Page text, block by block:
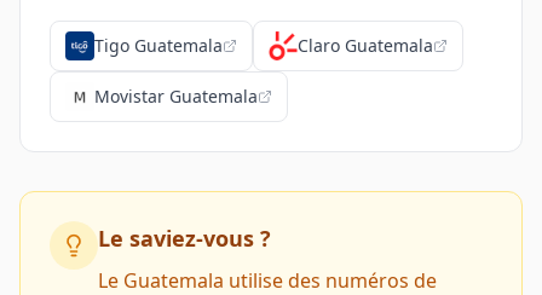
Tigo Guatemala Claro Guatemala
Movistar Guatemala
Le saviez-vous ?
Le Guatemala utilise des numéros de